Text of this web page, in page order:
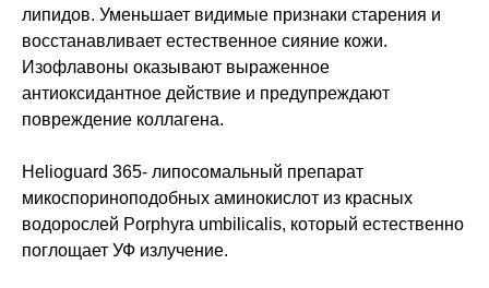
липидов. Уменьшает видимые признаки старения и
восстанавливает естественное сияние кожи.
Изофлавоны оказывают выраженное
антиоксидантное действие и предупреждают
повреждение коллагена.
Helioguard 365- липосомальный препарат
микоспориноподобных аминокислот из красных
водорослей Porphyra umbilicalis, который естественно
поглощает УФ излучение.